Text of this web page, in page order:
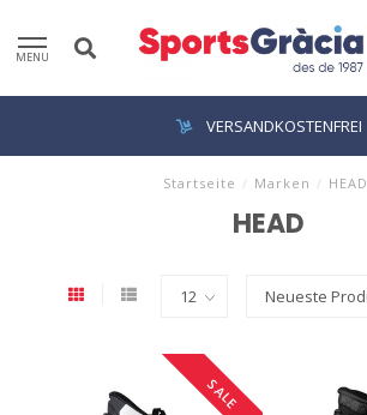
MENU
VERSANDKOSTENFREI
Startseite / Marken / HEAD
HEAD
SALE